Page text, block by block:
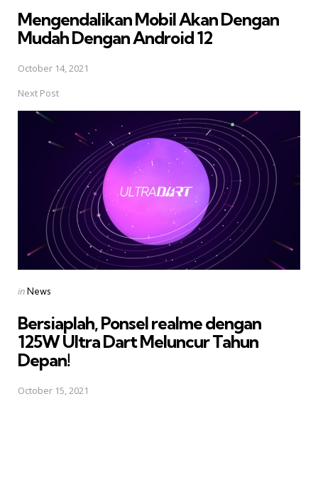
Mengendalikan Mobil Akan Dengan
Mudah Dengan Android 12
October 14, 2021
Next Post
Posted
inNews
Bersiaplah, Ponsel realme dengan
125W Ultra Dart Meluncur Tahun
Depan!
October 15, 2021